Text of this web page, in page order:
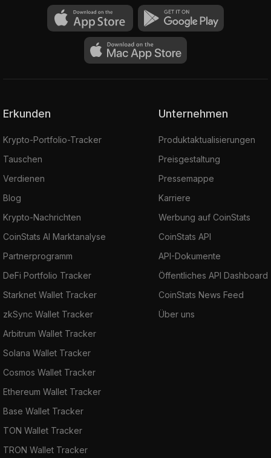
Erkunden
Krypto-Portfolio-Tracker
Tauschen
Verdienen
Blog
Krypto-Nachrichten
CoinStats AI Marktanalyse
Partnerprogramm
DeFi Portfolio Tracker
Starknet Wallet Tracker
zkSync Wallet Tracker
Arbitrum Wallet Tracker
Solana Wallet Tracker
Cosmos Wallet Tracker
Ethereum Wallet Tracker
Base Wallet Tracker
TON Wallet Tracker
TRON Wallet Tracker
Unternehmen
Produktaktualisierungen
Preisgestaltung
Pressemappe
Karriere
Werbung auf CoinStats
CoinStats API
API-Dokumente
Öffentliches API Dashboard
CoinStats News Feed
Über uns